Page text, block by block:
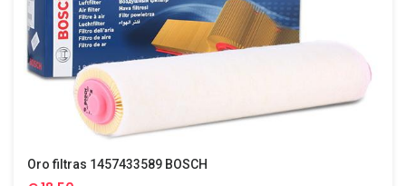
Oro filtras 1457433589 BOSCH